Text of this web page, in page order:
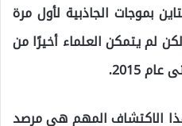
بموجات الجاذبية لأول مرة
لم يتمكن العلماء أخيرًا من
2015.
الاكتشاف المهم هي مرصد